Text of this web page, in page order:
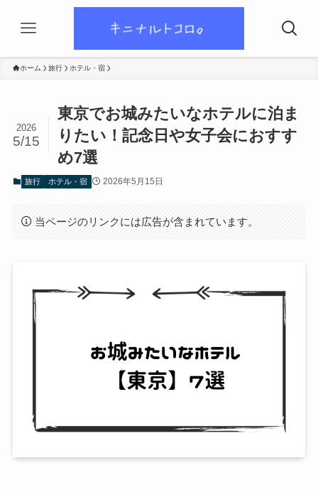
ホーム 旅行 ホテル・宿
東京でお城みたいなホテルに泊ま
りたい！記念日や女子会におすす
め7選
2026
5/15
旅行 ホテル・宿 2026年5月15日
当ページのリンクには広告が含まれています。